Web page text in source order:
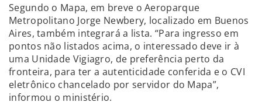
Segundo o Mapa, em breve o Aeroparque
Metropolitano Jorge Newbery, localizado em Buenos
Aires, também integrará a lista. “Para ingresso em
pontos não listados acima, o interessado deve ir à
uma Unidade Vigiagro, de preferência perto da
fronteira, para ter a autenticidade conferida e o CVI
eletrônico chancelado por servidor do Mapa”,
informou o ministério.